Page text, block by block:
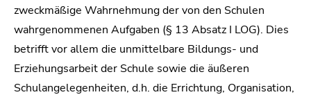
zweckmäßige Wahrnehmung der von den Schulen
wahrgenommenen Aufgaben (§ 13 Absatz I LOG). Dies
betrifft vor allem die unmittelbare Bildungs- und
Erziehungsarbeit der Schule sowie die äußeren
Schulangelegenheiten, d.h. die Errichtung, Organisation,